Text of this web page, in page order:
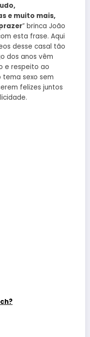
e muito mais,
” brinca João
esta frase. Aqui
desse casal tão
dos anos vêm
e respeito ao
tema sexo sem
felizes juntos